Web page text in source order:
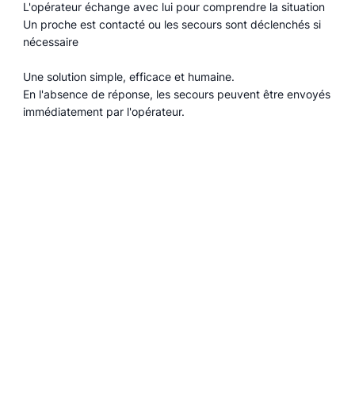
L'opérateur échange avec lui pour comprendre la situation
Un proche est contacté ou les secours sont déclenchés si
nécessaire
Une solution simple, efficace et humaine.
En l'absence de réponse, les secours peuvent être envoyés
immédiatement par l'opérateur.